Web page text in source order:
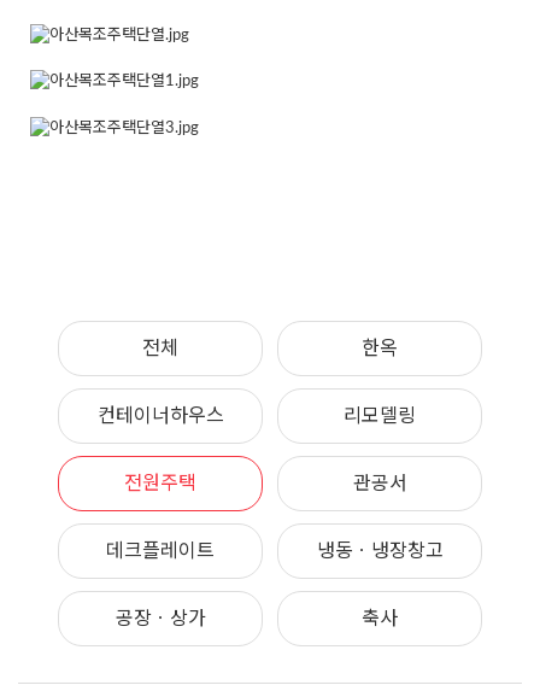
전체 한옥
컨테이너하우스 리모델링
전원주택 관공서
데크플레이트 냉동ㆍ냉장창고
공장ㆍ상가 축사